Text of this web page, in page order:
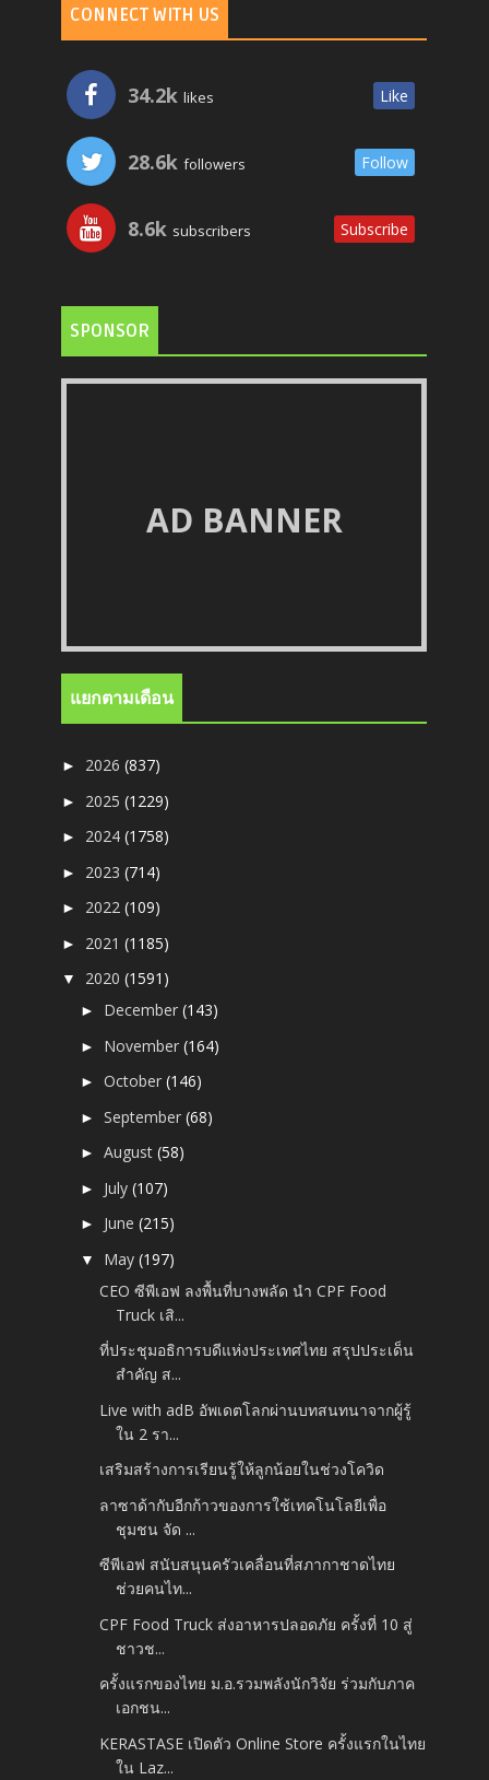
CONNECT WITH US
34.2k likes Like
28.6k followers Follow
8.6k subscribers Subscribe
SPONSOR
AD BANNER
แยกตามเดือน
► 2026(837)
► 2025(1229)
► 2024(1758)
► 2023(714)
► 2022(109)
► 2021(1185)
▼ 2020(1591)
► December(143)
► November(164)
►October(146)
►September(68)
►August(58)
► July(107)
► June(215)
▼ May(197)
CEO ซีพีเอฟ ลงพื้นที่บางพลัด นำ CPF Food
Truck เสิ...
ที่ประชุมอธิการบดีแห่งประเทศไทย สรุปประเด็น
สำคัญ ส...
Live with adB อัพเดตโลกผ่านบทสนทนาจากผู้รู้
ใน 2 รา...
เสริมสร้างการเรียนรู้ให้ลูกน้อยในช่วงโควิด
ลาซาด้ากับอีกก้าวของการใช้เทคโนโลยีเพื่อ
ชุมชน จัด ...
ซีพีเอฟ สนับสนุนครัวเคลื่อนที่สภากาชาดไทย
ช่วยคนไท...
CPF Food Truck ส่งอาหารปลอดภัย ครั้งที่ 10 สู่
ชาวช...
ครั้งแรกของไทย ม.อ.รวมพลังนักวิจัย ร่วมกับภาค
เอกชน...
KERASTASE เปิดตัว Online Store ครั้งแรกในไทย
ใน Laz...